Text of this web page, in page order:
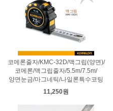
코메론줄자/KMC-32D/맥그립(양면)/
코메론/맥그립줄자/5.5m/7.5m/
양면눈금/마그네틱/나일론특수코팅
11,250원